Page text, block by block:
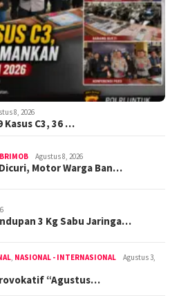
8, 2026
Kasus C3, 36 …
Agustus 8, 2026
Motor Warga Ban…
3 Kg Sabu Jaringa…
, NASIONAL - INTERNASIONAL
Agustus 3,
“Agustus…